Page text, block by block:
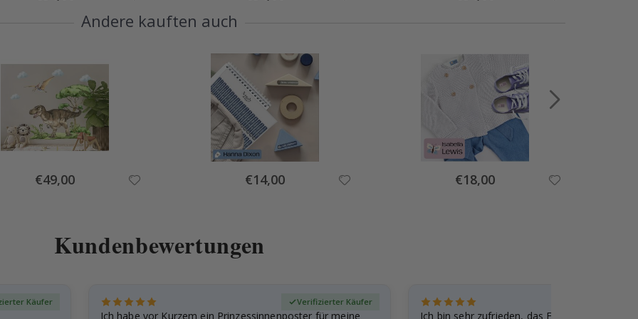
Andere kauften auch
Special
Price
€49,00 Special
Price
€14,00 Special
Price
€18,00
Kundenbewertungen
Käufer
Ich habe vor Kurzem ein Prinzessinnenposter für meine
Verifizierter Käufer
Ich bin sehr zufrieden, das Foto ist toll